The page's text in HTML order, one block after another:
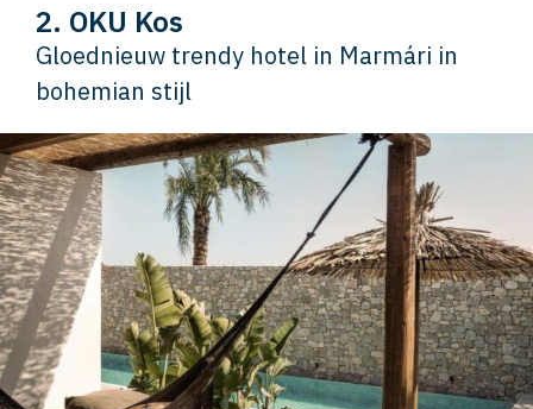
2. OKU Kos
Gloednieuw trendy hotel in Marmári in
bohemian stijl